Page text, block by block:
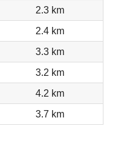
2.3 km
2.4 km
3.3 km
3.2 km
4.2 km
3.7 km